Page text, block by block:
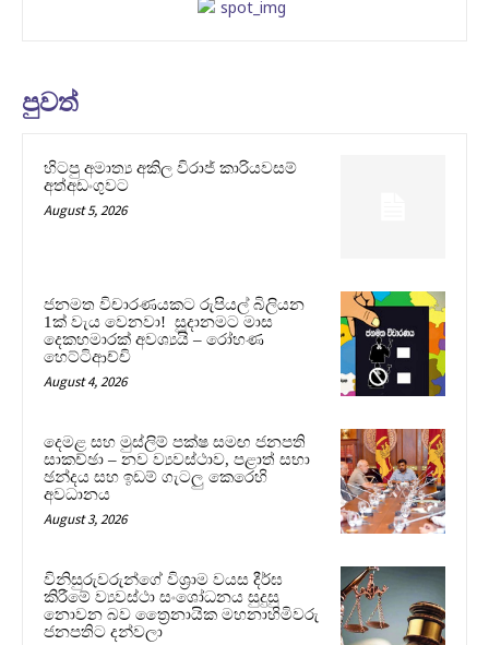
පුවත්
හිටපු අමාත්‍ය අකිල විරාජ් කාරියවසම්
අත්අඩංගුවට
August 5, 2026
ජනමත විචාරණයකට රුපියල් බිලියන
1ක් වැය වෙනවා! සූදානමට මාස
දෙකහමාරක් අවශ්‍යයි – රෝහණ
හෙට්ටිආච්චි
August 4, 2026
දෙමළ සහ මුස්ලිම් පක්ෂ සමඟ ජනපති
සාකච්ඡා – නව ව්‍යවස්ථාව, පළාත් සභා
ඡන්දය සහ ඉඩම් ගැටලු කෙරෙහි
අවධානය
August 3, 2026
විනිසුරුවරුන්ගේ විශ්‍රාම වයස දීර්ඝ
කිරීමේ ව්‍යවස්ථා සංශෝධනය සුදුසු
නොවන බව ත්‍රෛනායික මහනාහිමිවරු
ජනපතිට දන්වලා